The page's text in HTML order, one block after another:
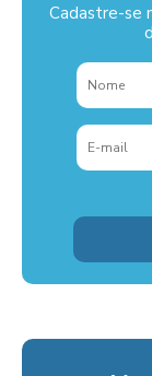
Cadastre-se